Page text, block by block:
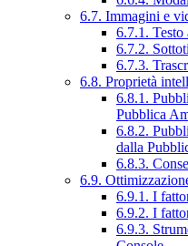
6.7. Immagini e
6.7.1.
6.7.2.
6.7.3.
6.8. Proprietà
6.8.1.
Pubblica
6.8.2.
dalla
6.8.3.
6.9.
6.9.1. I
6.9.2. I
6.9.3.